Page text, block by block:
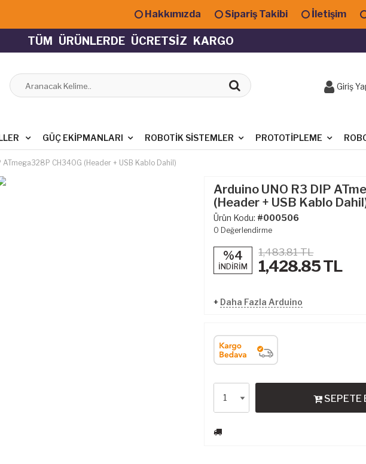
Hakkımızda Sipariş Takibi İletişim
TÜM ÜRÜNLERDE ÜCRETSİZ KARGO
Giriş
GÜÇ EKIPMANLARI ROBOTIK SISTEMLER PROTOTIPLEME
ATmega328P CH340G (Header + USB Kablo Dahil)
Arduino UNO R3 DIP
(Header + USB Kablo
Ürün Kodu: #000506
0 Değerlendirme
%4
İNDİRİM
1,483.81 TL
1,428.85TL
+ Daha Fazla Arduino
SEPETE